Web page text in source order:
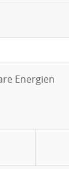
Energien